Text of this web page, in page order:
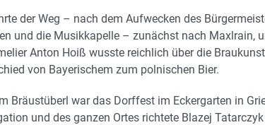
der Weg – nach dem Aufwecken des
und die Musikkapelle – zunächst nach Maxlrain,
Anton Hoiß wusste reichlich über die
von Bayerischem zum polnischen Bier.
Bräustüberl war das Dorffest im Eckergarten in
und des ganzen Ortes richtete Blazej